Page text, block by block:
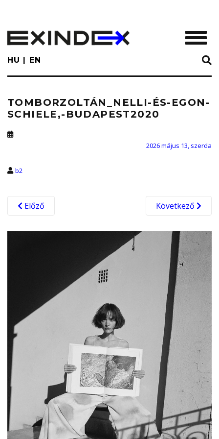
main
content
HU EN
TOMBORZOLTÁN_NELLI-ÉS-EGON-
SCHIELE,-BUDAPEST2020
2026 május 13, szerda
b2
Előző Következő